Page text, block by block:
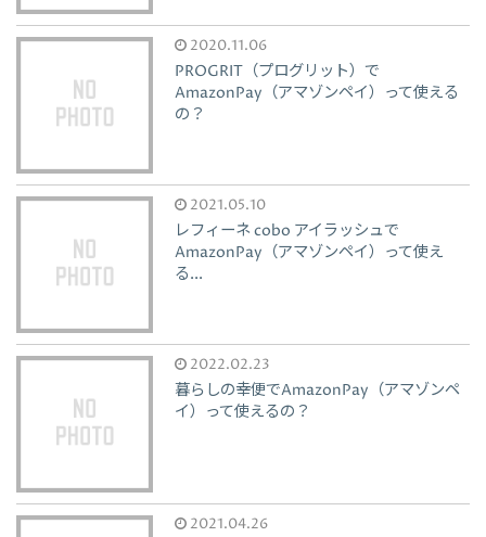
2020.11.06
PROGRIT（プログリット）で
AmazonPay（アマゾンペイ）って使える
の？
2021.05.10
レフィーネ cobo アイラッシュで
AmazonPay（アマゾンペイ）って使え
る...
2022.02.23
暮らしの幸便でAmazonPay（アマゾンペ
イ）って使えるの？
2021.04.26